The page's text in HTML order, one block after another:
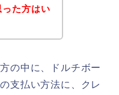
た方はい
の中に、ドルチボー
支払い方法に、クレ